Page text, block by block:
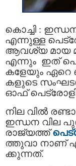
കൊച്ചി :
എന്നുള്ള
ആവശ്യ മായ
എന്നും ഇത്
കളേയും ഏറെ
കളുടെ
ഓഫ്
നില വില്‍
ഇന്ധന വില
രാജ്യത്ത്
ത്തുവാ നാണ്
ക്കുന്നത്.